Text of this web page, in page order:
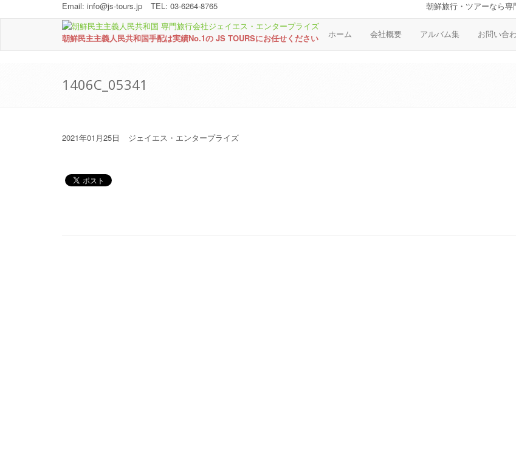
Email: info@js-tours.jp TEL: 03-6264-8765 朝鮮旅行・ツアーなら
朝鮮民主主義人民共和国手配は実績No.1の JS TOURSにお任せください ホーム 会社概要 アルバム集 お問い合
1406C_05341
2021年01月25日 ジェイエス・エンタープライズ